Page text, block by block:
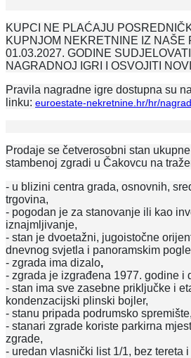
KUPCI NE PLAĆAJU
KUPNJOM NEKRETNINE IZ NAŠE
01.03.2027. GODINE
NAGRADNOJ IGRI I OSVOJITI
Pravila nagradne igre dostupna su
linku: euroestate-nekretnine.hr/hr/
Prodaje se četverosobni stan
stambenoj zgradi u Čakovcu na
- u blizini centra grada, osnovnih,
trgovina,
- pogodan je za stanovanje ili kao
iznajmljivanje,
- stan je dvoetažni, jugoistočne
dnevnog svjetla i panoramskim
- zgrada ima dizalo,
- zgrada je izgrađena 1977. godine i
- stan ima sve zasebne priključke i
kondenzacijski plinski bojler,
- stanu pripada podrumsko spremište,
- stanari zgrade koriste parkirna
zgrade,
- uredan vlasnički list 1/1, bez tereta